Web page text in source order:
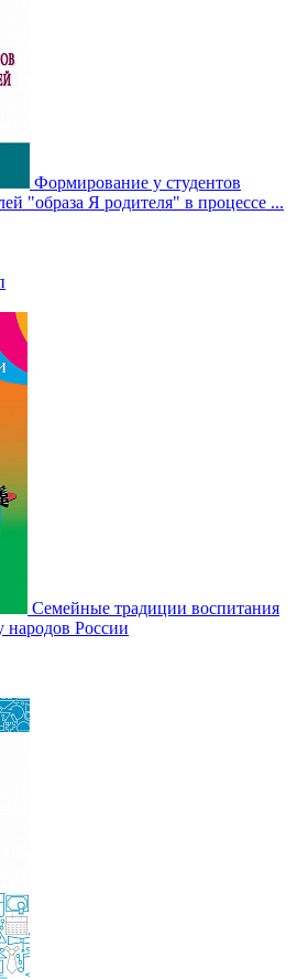
Формирование у студентов
"образа Я родителя" в процессе ...
Семейные традиции воспитания
народов России